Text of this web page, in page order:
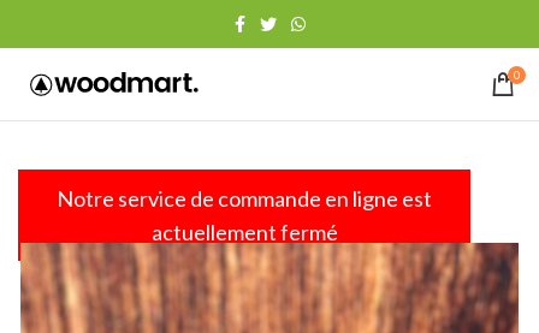
0
Notre service de commande en ligne est
actuellement fermé